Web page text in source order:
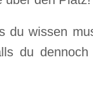
du wissen
du